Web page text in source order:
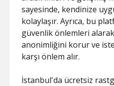
sayesinde, kendinize
kolaylaşır. Ayrıca, bu
güvenlik önlemleri alarak
anonimliğini korur ve
karşı önlem alır.
İstanbul'da ücretsiz